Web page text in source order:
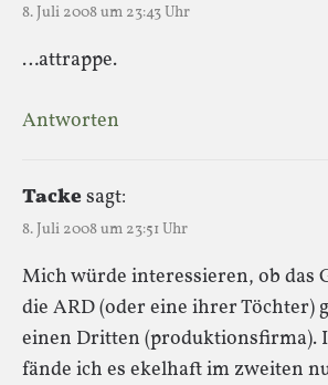
8. Juli 2008 um 23:43 Uhr
…attrappe.
Antworten
Tackesagt:
8. Juli 2008 um 23:51 Uhr
Mich würde interessieren, ob das
die ARD (oder eine ihrer Töchter)
einen Dritten (produktionsfirma).
fände ich es ekelhaft im zweiten